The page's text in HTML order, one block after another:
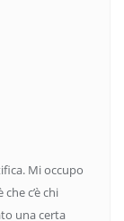
Mi occupo
c’è chi
una certa